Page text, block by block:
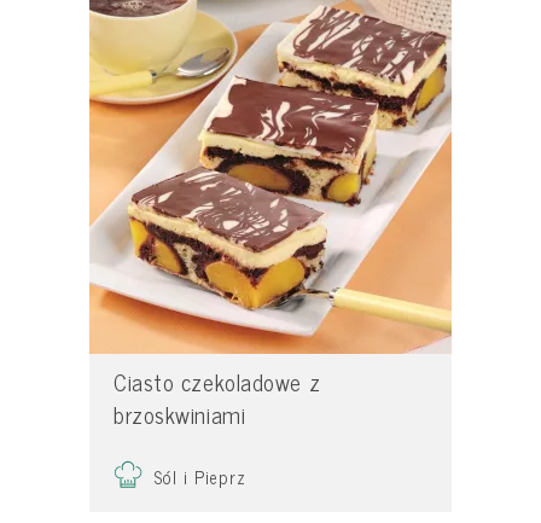
Ciasto czekoladowe z
brzoskwiniami
Sól i Pieprz